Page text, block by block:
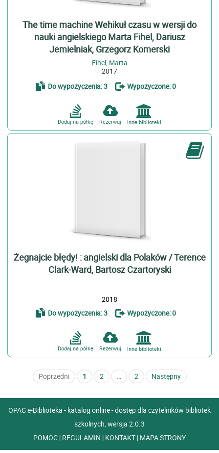
The time machine Wehikuł czasu w wersji do
nauki angielskiego Marta Fihel, Dariusz
Jemielniak, Grzegorz Komerski
Fihel, Marta
2017
Do wypożyczenia: 3
Wypożyczone: 0
Inne biblioteki
Rezerwuj
Dodaj na półkę
Żegnajcie błędy! : angielski dla Polaków / Terence
Clark-Ward, Bartosz Czartoryski
2018
Do wypożyczenia: 3
Wypożyczone: 0
Inne biblioteki
Rezerwuj
Dodaj na półkę
Poprzedni 1 2 … 2 Następny
OPAC e-Biblioteka - katalog online - dostęp dla czytelników bibliotek
szkolnych, wersja 2.0.3
POMOC | REGULAMIN | KONTAKT | MAPA STRONY